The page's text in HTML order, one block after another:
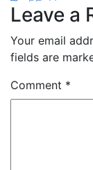
Leave a
Your email
fields are
Comment *